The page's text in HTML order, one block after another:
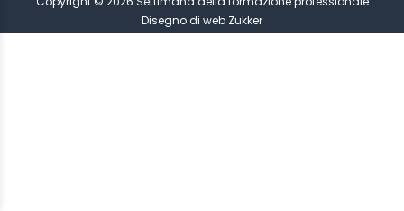
Disegno di web Zukker